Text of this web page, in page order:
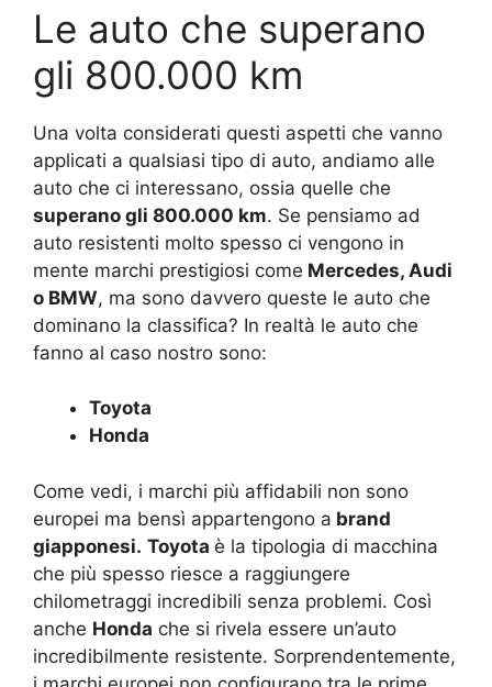
Le auto che superano
gli 800.000 km
Una volta considerati questi aspetti che vanno
applicati a qualsiasi tipo di auto, andiamo alle
auto che ci interessano, ossia quelle che
superano gli 800.000 km. Se pensiamo ad
auto resistenti molto spesso ci vengono in
mente marchi prestigiosi come Mercedes, Audi
o BMW, ma sono davvero queste le auto che
dominano la classifica? In realtà le auto che
fanno al caso nostro sono:
Toyota
Honda
Come vedi, i marchi più affidabili non sono
europei ma bensì appartengono a brand
giapponesi. Toyota è la tipologia di macchina
che più spesso riesce a raggiungere
chilometraggi incredibili senza problemi. Così
anche Honda che si rivela essere un’auto
incredibilmente resistente. Sorprendentemente,